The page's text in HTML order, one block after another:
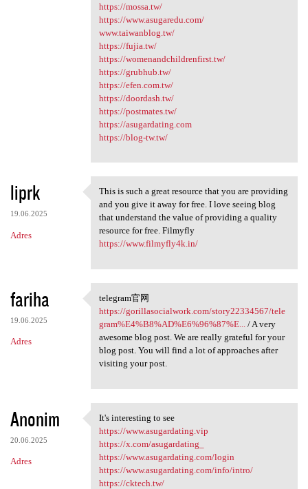
https://mossa.tw/
https://www.asugaredu.com/
www.taiwanblog.tw/
https://fujia.tw/
https://womenandchildrenfirst.tw/
https://grubhub.tw/
https://efen.com.tw/
https://doordash.tw/
https://postmates.tw/
https://asugardating.com
https://blog-tw.tw/
liprk
19.06.2025
Adres
This is such a great resource
This is such a great resource that you are providing
and you give it away for free. I love seeing blog
that understand the value of providing a quality
resource for free. Filmyfly
https://www.filmyfly4k.in/
fariha
19.06.2025
Adres
telegram官网 https:/
telegram官网
https://gorillasocialwork.com/story22334567/tele
gram%E4%B8%AD%E6%96%87%E...
/ A very
awesome blog post. We are really grateful for your
blog post. You will find a lot of approaches after
visiting your post.
Anonim
20.06.2025
Adres
It's interesting to see
It's interesting to see
https://www.asugardating.vip
https://x.com/asugardating_
https://www.asugardating.com/login
https://www.asugardating.com/info/intro/
https://cktech.tw/